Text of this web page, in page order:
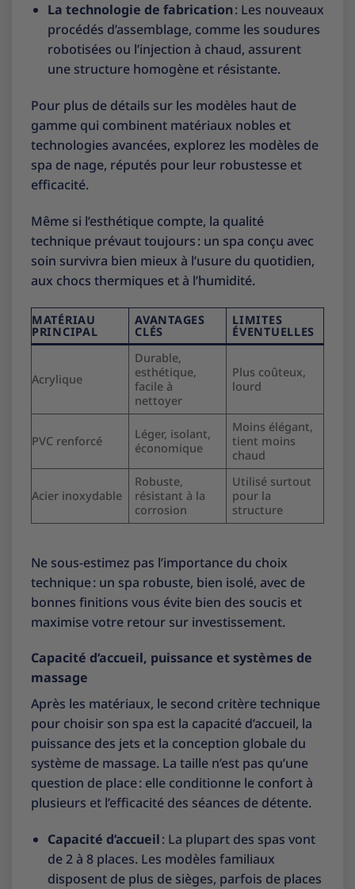
La technologie de fabrication: Les nouveaux
procédés d’assemblage, comme les soudures
robotisées ou l’injection à chaud, assurent
une structure homogène et résistante.
Pour plus de détails sur les modèles haut de
gamme qui combinent matériaux nobles et
technologies avancées, explorez les modèles de
spa de nage, réputés pour leur robustesse et
efficacité.
Même si l’esthétique compte, la qualité
technique prévaut toujours : un spa conçu avec
soin survivra bien mieux à l’usure du quotidien,
aux chocs thermiques et à l’humidité.
MATÉRIAU
PRINCIPAL
AVANTAGES
CLÉS
LIMITES
ÉVENTUELLES
Acrylique
Durable,
esthétique,
facile à
nettoyer
Plus coûteux,
lourd
PVC renforcé
Léger, isolant,
économique
Moins élégant,
tient moins
chaud
Acier inoxydable
Robuste,
résistant à la
corrosion
Utilisé surtout
pour la
structure
Ne sous-estimez pas l’importance du choix
technique : un spa robuste, bien isolé, avec de
bonnes finitions vous évite bien des soucis et
maximise votre retour sur investissement.
Capacité d’accueil, puissance et systèmes de
massage
Après les matériaux, le second critère technique
pour choisir son spa est la capacité d’accueil, la
puissance des jets et la conception globale du
système de massage. La taille n’est pas qu’une
question de place : elle conditionne le confort à
plusieurs et l’efficacité des séances de détente.
Capacité d’accueil: La plupart des spas vont
de 2 à 8 places. Les modèles familiaux
disposent de plus de sièges, parfois de places